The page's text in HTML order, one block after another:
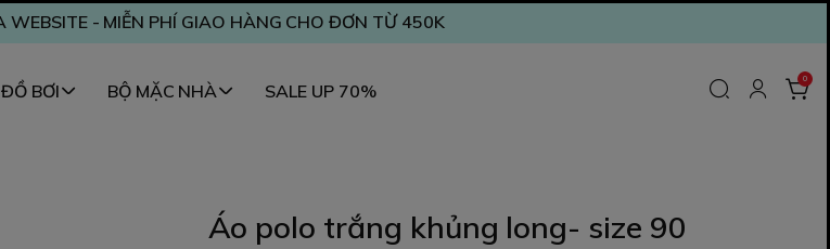
- MIỄN PHÍ GIAO HÀNG CHO ĐƠN TỪ 450K
ĐỒ BƠI BỘ MẶC NHÀ SALE UP 70%
0
Áo polo trắng khủng long- size 90